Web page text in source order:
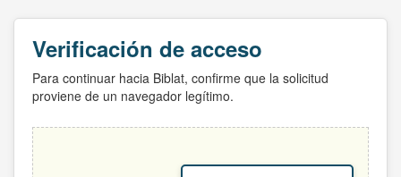
Verificación de acceso
Para continuar hacia Biblat, confirme que la solicitud
proviene de un navegador legítimo.